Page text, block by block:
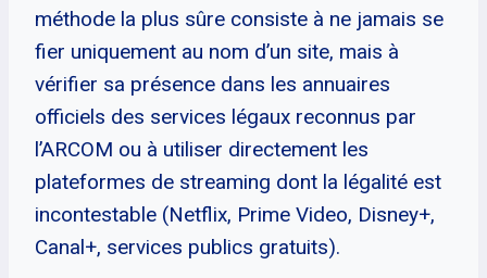
méthode la plus sûre consiste à ne jamais se
fier uniquement au nom d’un site, mais à
vérifier sa présence dans les annuaires
officiels des services légaux reconnus par
l’ARCOM ou à utiliser directement les
plateformes de streaming dont la légalité est
incontestable (Netflix, Prime Video, Disney+,
Canal+, services publics gratuits).